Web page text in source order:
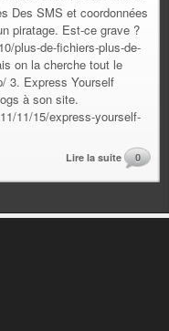
Des SMS et coordonnées
piratage. Est-ce grave ?
plus-de-fichiers-plus-de-
on la cherche tout le
3. Express Yourself
à son site.
11/15/express-yourself-
Lire la suite 0